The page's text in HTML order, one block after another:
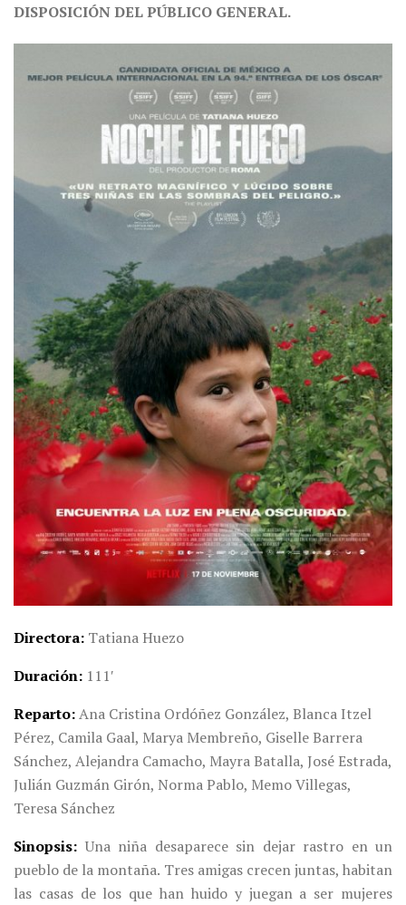
DISPOSICIÓN DEL PÚBLICO GENERAL.
Directora Tatiana Huezo
Duración 111′
Reparto Ana Cristina Ordóñez González, Blanca Itzel
Pérez, Camila Gaal, Marya Membreño, Giselle Barrera
Sánchez, Alejandra Camacho, Mayra Batalla, José Estrada,
Julián Guzmán Girón, Norma Pablo, Memo Villegas,
Teresa Sánchez
Sinopsis
Una niña desaparece sin dejar rastro en un
pueblo de la montaña. Tres amigas crecen juntas, habitan
las casas de los que han huido y juegan a ser mujeres